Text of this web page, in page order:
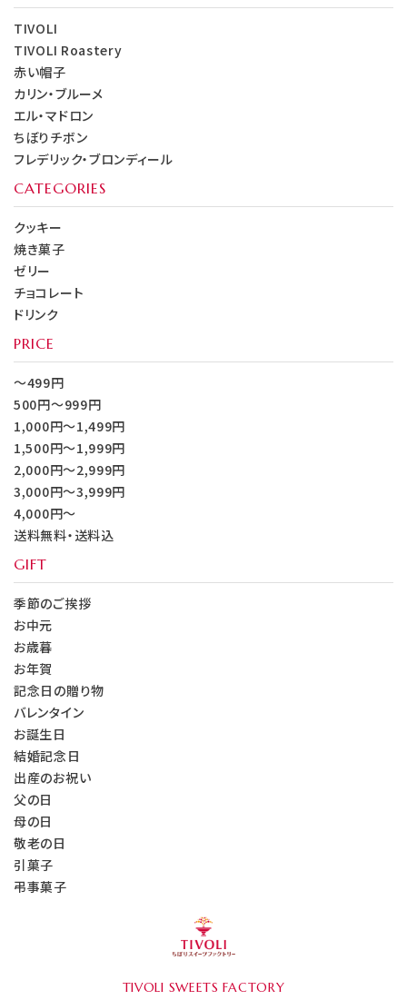
TIVOLI
TIVOLI Roastery
赤い帽子
カリン・ブルーメ
エル・マドロン
ちぼりチボン
フレデリック・ブロンディール
CATEGORIES
クッキー
焼き菓子
ゼリー
チョコレート
ドリンク
PRICE
～499円
500円～999円
1,000円～1,499円
1,500円～1,999円
2,000円～2,999円
3,000円～3,999円
4,000円～
送料無料・送料込
GIFT
季節のご挨拶
お中元
お歳暮
お年賀
記念日の贈り物
バレンタイン
お誕生日
結婚記念日
出産のお祝い
父の日
母の日
敬老の日
引菓子
弔事菓子
TIVOLI SWEETS FACTORY